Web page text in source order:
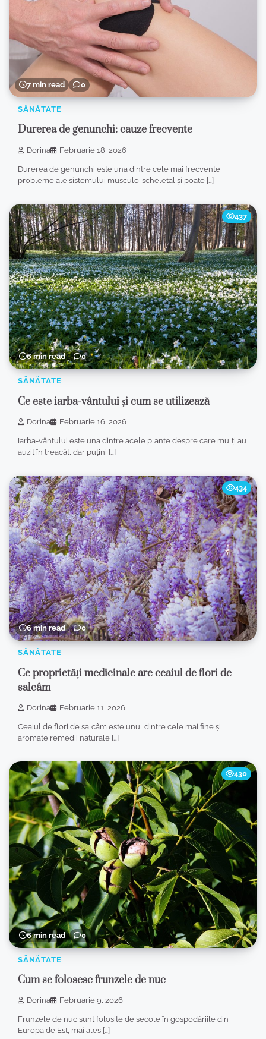
7 min read 0
SĂNĂTATE
Durerea de genunchi: cauze frecvente
Dorina Februarie 18, 2026
Durerea de genunchi este una dintre cele mai frecvente
probleme ale sistemului musculo-scheletal și poate […]
6 min read 0
437
SĂNĂTATE
Ce este iarba-vântului și cum se utilizează
Dorina Februarie 16, 2026
Iarba-vântului este una dintre acele plante despre care mulți au
auzit în treacăt, dar puțini […]
6 min read 0
434
SĂNĂTATE
Ce proprietăți medicinale are ceaiul de flori de
salcâm
Dorina Februarie 11, 2026
Ceaiul de flori de salcâm este unul dintre cele mai fine și
aromate remedii naturale […]
6 min read 0
430
SĂNĂTATE
Cum se folosesc frunzele de nuc
Dorina Februarie 9, 2026
Frunzele de nuc sunt folosite de secole în gospodăriile din
Europa de Est, mai ales […]